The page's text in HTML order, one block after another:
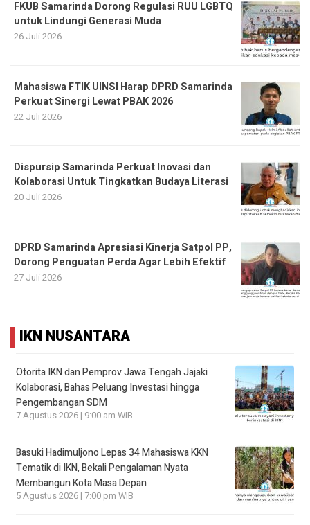
FKUB Samarinda Dorong Regulasi RUU LGBTQ
untuk Lindungi Generasi Muda
26 Juli 2026
Mahasiswa FTIK UINSI Harap DPRD Samarinda
Perkuat Sinergi Lewat PBAK 2026
22 Juli 2026
Dispursip Samarinda Perkuat Inovasi dan
Kolaborasi Untuk Tingkatkan Budaya Literasi
20 Juli 2026
DPRD Samarinda Apresiasi Kinerja Satpol PP,
Dorong Penguatan Perda Agar Lebih Efektif
27 Juli 2026
IKN NUSANTARA
Otorita IKN dan Pemprov Jawa Tengah Jajaki
Kolaborasi, Bahas Peluang Investasi hingga
Pengembangan SDM
7 Agustus 2026 | 9:00 am WIB
Basuki Hadimuljono Lepas 34 Mahasiswa KKN
Tematik di IKN, Bekali Pengalaman Nyata
Membangun Kota Masa Depan
5 Agustus 2026 | 7:00 pm WIB